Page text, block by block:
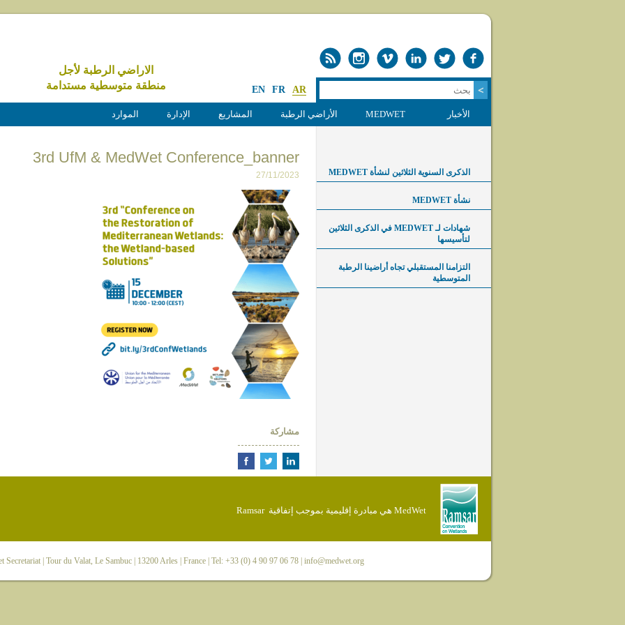
الاراضي الرطبة لأجل
منطقة متوسطية مستدامة
EN FR AR
الأخبار MEDWET الأراضي الرطبة المشاريع الإدارة الموارد
3rd UfM & MedWet Conference_banner
27/11/2023
مشاركة
الذكرى السنوية الثلاثين لنشأة MEDWET
نشأة MEDWET
شهادات لـ MEDWET في الذكرى الثلاثين
لتأسيسها
التزامنا المستقبلي تجاه أراضينا الرطبة
المتوسطية
MedWet هي مبادرة إقليمية بموجب إتفاقية Ramsar
Secretariat| Tour du Valat, Le Sambuc | 13200 Arles | France | Tel: +33 (0) 4 90 97 06 78 | info@medwet.org